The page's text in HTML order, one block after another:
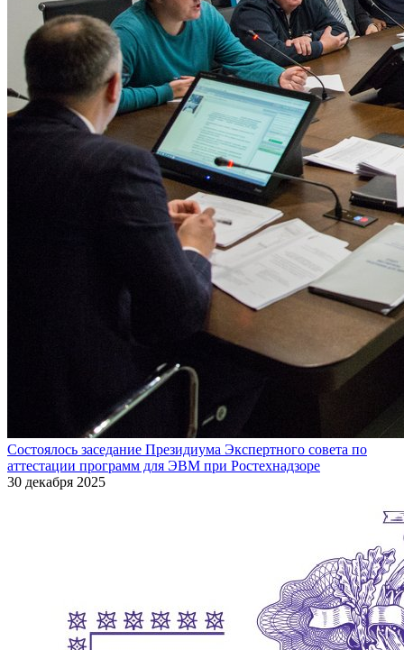
Состоялось заседание Президиума Экспертного совета по
аттестации программ для ЭВМ при Ростехнадзоре
30 декабря 2025